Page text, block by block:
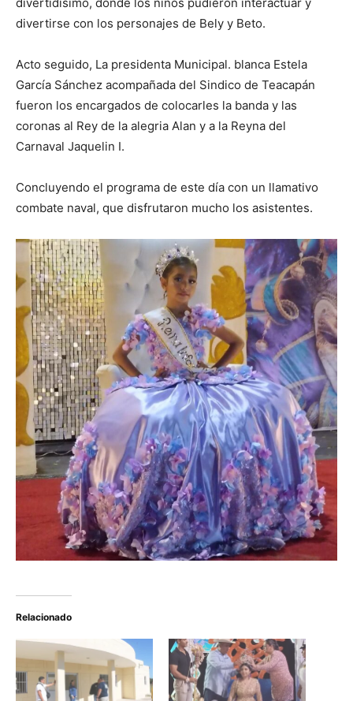
divertirse con los personajes de Bely y Beto.
Acto seguido, La presidenta Municipal. blanca Estela
García Sánchez acompañada del Sindico de Teacapán
fueron los encargados de colocarles la banda y las
coronas al Rey de la alegria Alan y a la Reyna del
Carnaval Jaquelin I.
Concluyendo el programa de este día con un llamativo
combate naval, que disfrutaron mucho los asistentes.
Relacionado